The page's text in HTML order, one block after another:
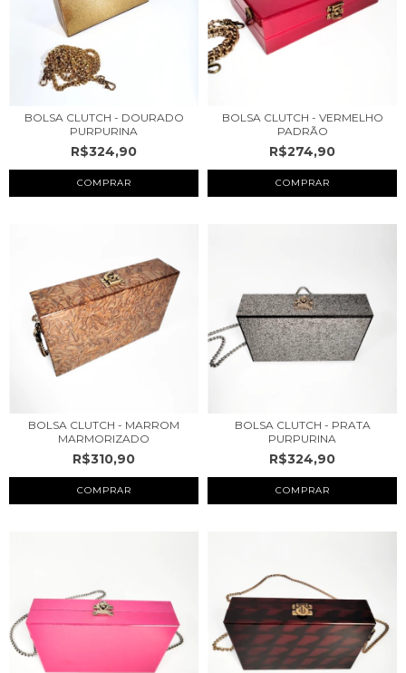
BOLSA CLUTCH - DOURADO
PURPURINA
R$324,90
BOLSA CLUTCH - VERMELHO
PADRÃO
R$274,90
BOLSA CLUTCH - MARROM
MARMORIZADO
R$310,90
BOLSA CLUTCH - PRATA
PURPURINA
R$324,90